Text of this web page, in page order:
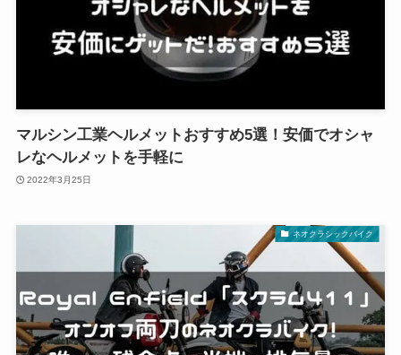
マルシン工業ヘルメットおすすめ5選！安価でオシャ
レなヘルメットを手軽に
2022年3月25日
ネオクラシックバイク